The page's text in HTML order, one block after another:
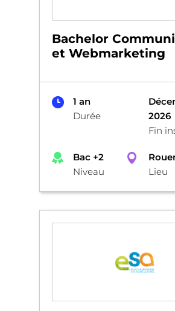
Bachelor
et Webmarketing
1 an
Durée
2026
Fin
Bac +2
Niveau
Lieu